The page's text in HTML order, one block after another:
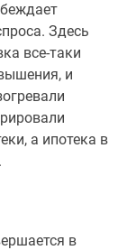
Здесь
все-таки
и
а ипотека в
в